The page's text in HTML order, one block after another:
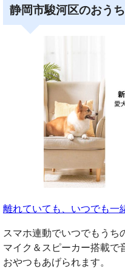
静岡市駿河区のおう
離れていても、いつでも一
スマホ連動でいつでもうち
マイク＆スピーカー搭載で
おやつもあげられます。